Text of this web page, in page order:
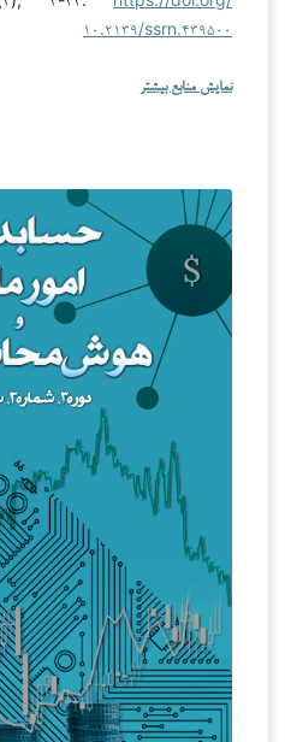
۱۰.۲۱۳۹/ssrn.۴۳۹۵۰۰
نمایش منابع بیشتر